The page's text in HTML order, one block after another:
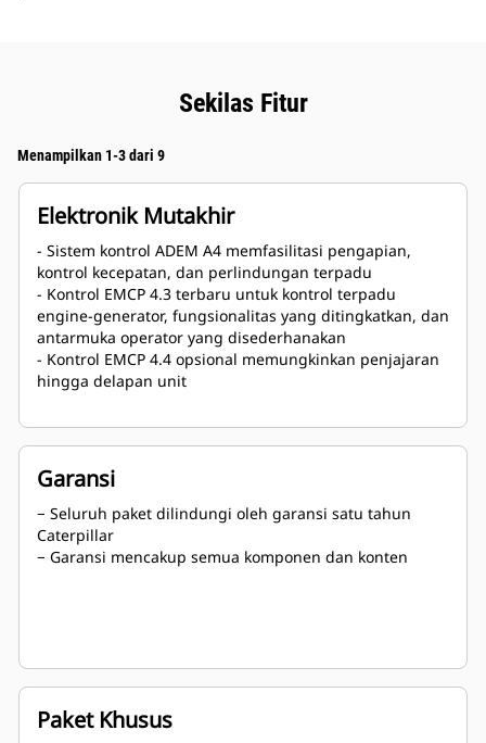
Sekilas Fitur
Menampilkan 1-3 dari 9
Elektronik Mutakhir
- Sistem kontrol ADEM A4 memfasilitasi pengapian,
kontrol kecepatan, dan perlindungan terpadu
- Kontrol EMCP 4.3 terbaru untuk kontrol terpadu
engine-generator, fungsionalitas yang ditingkatkan, dan
antarmuka operator yang disederhanakan
- Kontrol EMCP 4.4 opsional memungkinkan penjajaran
hingga delapan unit
Garansi
− Seluruh paket dilindungi oleh garansi satu tahun
Caterpillar
− Garansi mencakup semua komponen dan konten
Paket Khusus